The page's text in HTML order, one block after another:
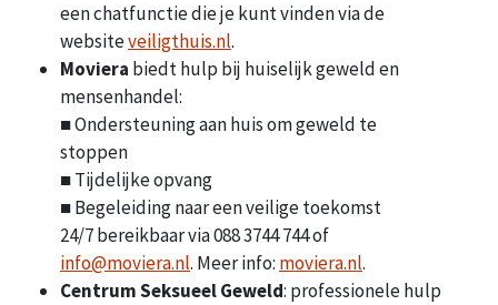
een chatfunctie die je kunt vinden via de
websiteveiligthuis.nl.
Moviera biedt hulp bij huiselijk geweld en
mensenhandel:
■ Ondersteuning aan huis om geweld te
stoppen
■ Tijdelijke opvang
■ Begeleiding naar een veilige toekomst
24/7 bereikbaar via 088 3744 744 of
info@moviera.nl. Meer info: moviera.nl.
Centrum Seksueel Geweld: professionele hulp